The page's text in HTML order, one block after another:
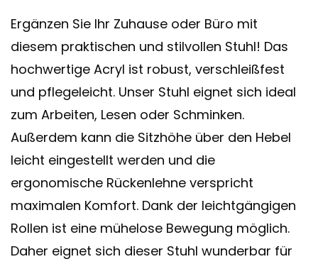
Ergänzen Sie Ihr Zuhause oder Büro mit
diesem praktischen und stilvollen Stuhl! Das
hochwertige Acryl ist robust, verschleißfest
und pflegeleicht. Unser Stuhl eignet sich ideal
zum Arbeiten, Lesen oder Schminken.
Außerdem kann die Sitzhöhe über den Hebel
leicht eingestellt werden und die
ergonomische Rückenlehne verspricht
maximalen Komfort. Dank der leichtgängigen
Rollen ist eine mühelose Bewegung möglich.
Daher eignet sich dieser Stuhl wunderbar für